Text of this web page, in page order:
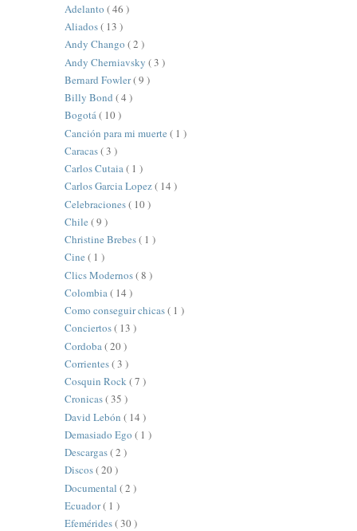
Adelanto ( 46 )
Aliados( 13 )
Andy Chango ( 2 )
Andy Cherniavsky ( 3 )
Bernard Fowler( 9 )
Billy Bond ( 4 )
Bogotá( 10 )
Canción para mi muerte ( 1 )
Caracas( 3 )
Carlos Cutaia( 1 )
Carlos Garcia Lopez( 14 )
Celebraciones( 10 )
Chile ( 9 )
Christine Brebes( 1 )
Cine ( 1 )
Clics Modernos( 8 )
Colombia( 14 )
Como conseguir chicas( 1 )
Conciertos( 13 )
Cordoba ( 20 )
Corrientes( 3 )
Cosquin Rock( 7 )
Cronicas( 35 )
David Lebón ( 14 )
Demasiado Ego ( 1 )
Descargas( 2 )
Discos( 20 )
Documental ( 2 )
Ecuador( 1 )
Efemérides( 30 )